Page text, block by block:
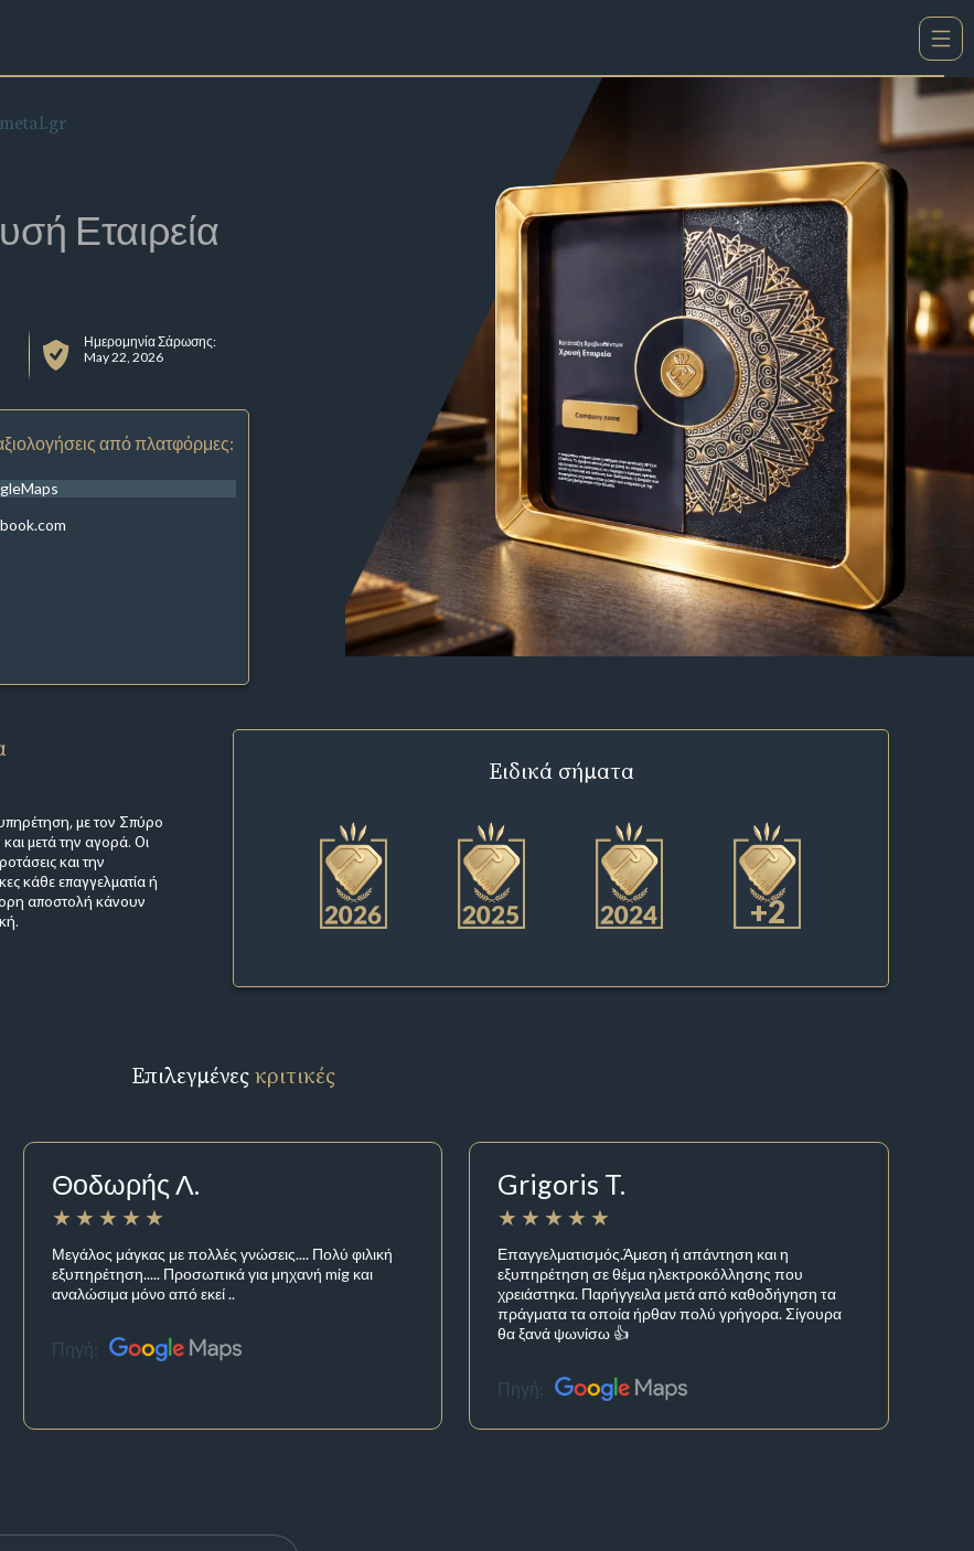
Εταιρεία
Ημερομηνία Σάρωσης:
May 22, 2026
από πλατφόρμες:
με τον Σπύρο
μετά την αγορά. Οι
και την
κάθε επαγγελματία ή
αποστολή κάνουν
Ειδικά σήματα
+2
Επιλεγμένεςκριτικές
Θοδωρής Λ.
Μεγάλος μάγκας με πολλές γνώσεις.... Πολύ φιλική
εξυπηρέτηση..... Προσωπικά για μηχανή mig και
αναλώσιμα μόνο από εκεί ..
Πηγή:
Grigoris T.
Επαγγελματισμός.Άμεση ή απάντηση και η
εξυπηρέτηση σε θέμα ηλεκτροκόλλησης που
χρειάστηκα. Παρήγγειλα μετά από καθοδήγηση τα
πράγματα τα οποία ήρθαν πολύ γρήγορα. Σίγουρα
θα ξανά ψωνίσω 👍
Πηγή: